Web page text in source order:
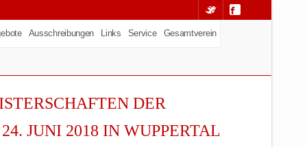
Ausschreibungen Links Service Gesamtverein
DER
JUNI 2018 IN WUPPERTAL